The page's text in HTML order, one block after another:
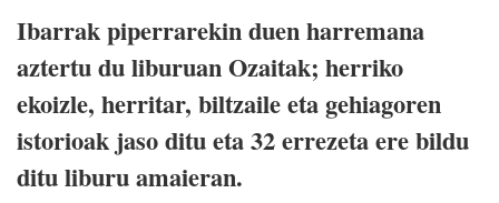
Ibarrak piperrarekin duen harremana
aztertu du liburuan Ozaitak; herriko
ekoizle, herritar, biltzaile eta gehiagoren
istorioak jaso ditu eta 32 errezeta ere bildu
ditu liburu amaieran.